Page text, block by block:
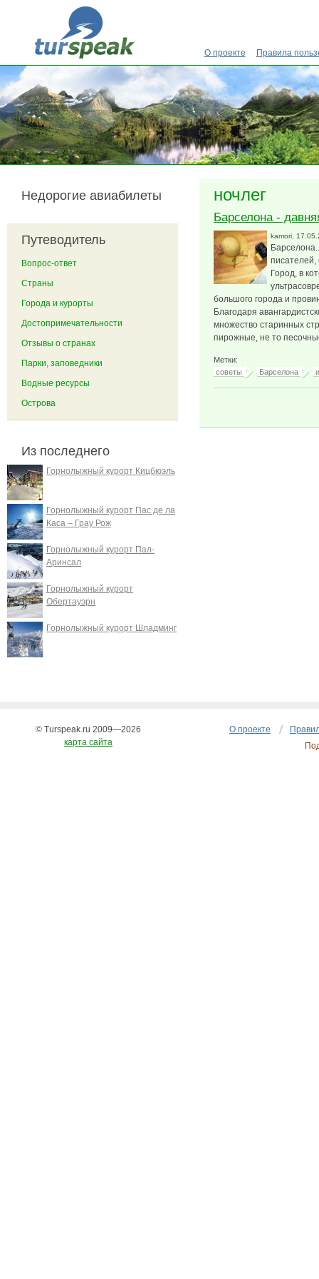
Перейти к основному содержанию
О проекте Правила
ночлег
Барселона -
kamori ,
писателей,
Город, в
большого города и
Благодаря
множество старинных
пирожные, не то
Метки:
советы
Барселона
Недорогие авиабилеты
Путеводитель
Вопрос-ответ
Страны
Города и курорты
Достопримечательности
Отзывы о странах
Парки, заповедники
Водные ресурсы
Острова
Из последнего
Горнолыжный курорт Кицбюэль
Горнолыжный курорт Пас де ла
Каса – Грау Рож
Горнолыжный курорт Пал-
Аринсал
Горнолыжный курорт
Обертауэрн
Горнолыжный курорт Шладминг
О проекте
© Turspeak.ru 2009—2026
карта сайта